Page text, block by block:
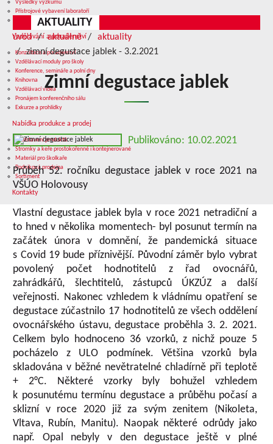
Výsledky výzkumu
Přístrojové vybavení laboratoří
Služby v oblasti výzkumu
Vzdělávání a poradenství
Konzultace a poradenství
Vzdělávací moduly pro školy
Konference, semináře a polní dny
Knihovna
Vzdělávací videa
Pronájem konferenčního sálu
Exkurze a prohlídky
Nabídka produkce a prodej
Představení produktů
Stromky a keře prostokořenné i kontejnerované
Materiál pro školkaře
Podniková prodejna
Sortiment
Kontakty
AKTUALITY
úvod aktuálně
aktuality
zimní degustace jablek - 3.2.2021
Zimní degustace jablek
Publikováno: 10.02.2021
Průběh 52. ročníku degustace jablek v roce 2021 na
VŠÚO Holovousy
Vlastní degustace jablek byla v roce 2021 netradiční a
to hned v několika momentech- byl posunut termín na
začátek února v domnění, že pandemická situace
s Covid 19 bude příznivější. Původní záměr bylo vybrat
povolený počet hodnotitelů z řad ovocnářů,
zahrádkářů, šlechtitelů, zástupců ÚKZÚZ a další
veřejnosti. Nakonec vzhledem k vládnímu opatření se
degustace zúčastnilo 17 hodnotitelů ze všech oddělení
ovocnářského ústavu, degustace proběhla 3. 2. 2021.
Celkem bylo hodnoceno 36 vzorků, z nichž pouze 5
pocházelo z ULO podmínek. Většina vzorků byla
skladována v běžné nevětratelné chladírně při teplotě
+ 2°C. Některé vzorky byly bohužel vzhledem
k posunutému termínu degustace a průběhu počasí a
sklizní v roce 2020 již za svým zenitem (Nikoleta,
Vltava, Rubín, Manitu). Naopak některé odrůdy jako
např. Opal nebyly v den degustace ještě v plné